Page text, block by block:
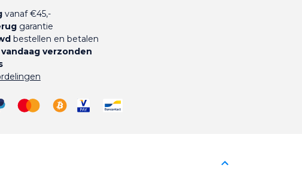
vanaf €45,-
garantie
bestellen en betalen
vandaag verzonden